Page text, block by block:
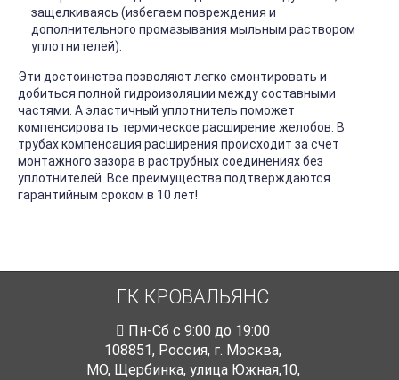
защелкиваясь (избегаем повреждения и
дополнительного промазывания мыльным раствором
уплотнителей).
Эти достоинства позволяют легко смонтировать и
добиться полной гидроизоляции между составными
частями. А эластичный уплотнитель поможет
компенсировать термическое расширение желобов. В
трубах компенсация расширения происходит за счет
монтажного зазора в раструбных соединениях без
уплотнителей. Все преимущества подтверждаются
гарантийным сроком в 10 лет!
ГК КРОВАЛЬЯНС
Пн-Cб с 9:00 до 19:00
108851, Россия, г. Москва,
МО, Щербинка, улица Южная,10,